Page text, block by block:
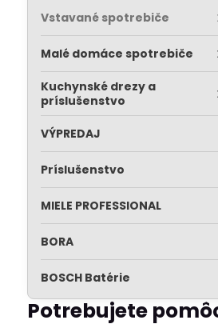
Vstavané spotrebiče
Malé domáce spotrebiče
Kuchynské drezy a
príslušenstvo
VÝPREDAJ
Príslušenstvo
MIELE PROFESSIONAL
BORA
BOSCH Batérie
Potrebujete